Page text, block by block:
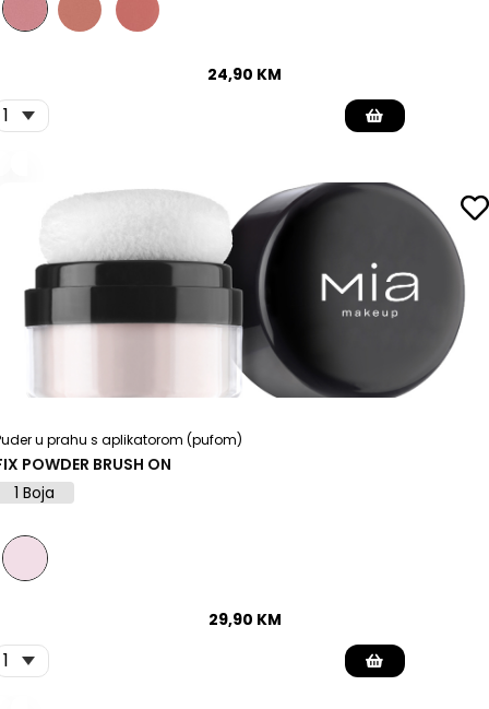
24,90 KM
u prahu s aplikatorom (pufom)
POWDER BRUSH ON
1 Boja
29,90 KM